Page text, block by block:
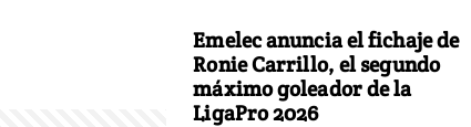
Emelec anuncia el fichaje de
Ronie Carrillo, el segundo
máximo goleador de la
LigaPro 2026